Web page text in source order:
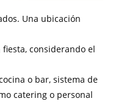
Una ubicación
considerando el
o bar, sistema de
catering o personal